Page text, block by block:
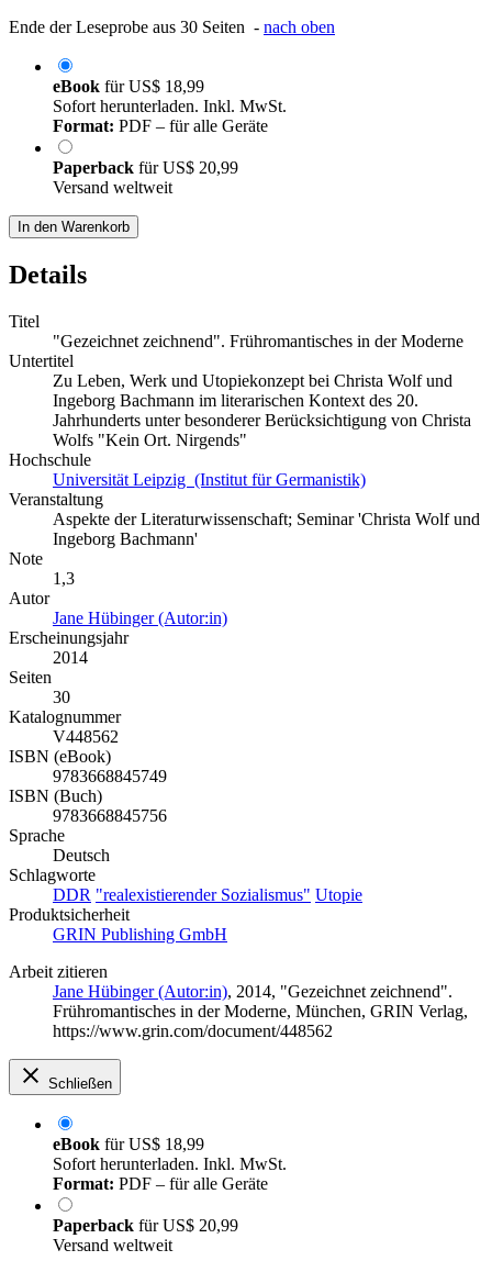
Ende der Leseprobe aus 30 Seiten - nach oben
eBook fürUS$ 18,99
Sofort herunterladen. Inkl. MwSt.
Format: PDF – für alle Geräte
Paperback fürUS$ 20,99
Versand weltweit
In den Warenkorb
Details
Titel
"Gezeichnet zeichnend". Frühromantisches in der Moderne
Untertitel
Zu Leben, Werk und Utopiekonzept bei Christa Wolf und
Ingeborg Bachmann im literarischen Kontext des 20.
Jahrhunderts unter besonderer Berücksichtigung von Christa
Wolfs "Kein Ort. Nirgends"
Hochschule
Universität Leipzig (Institut für Germanistik)
Veranstaltung
Aspekte der Literaturwissenschaft; Seminar 'Christa Wolf und
Ingeborg Bachmann'
Note
1,3
Autor
Jane Hübinger (Autor:in)
Erscheinungsjahr
2014
Seiten
30
Katalognummer
V448562
ISBN (eBook)
9783668845749
ISBN (Buch)
9783668845756
Sprache
Deutsch
Schlagworte
DDR "realexistierender Sozialismus" Utopie
Produktsicherheit
GRIN Publishing GmbH
Arbeit zitieren
Jane Hübinger (Autor:in), 2014, "Gezeichnet zeichnend".
Frühromantisches in der Moderne, München, GRIN Verlag,
https://www.grin.com/document/448562
Schließen
eBook fürUS$ 18,99
Sofort herunterladen. Inkl. MwSt.
Format: PDF – für alle Geräte
Paperback fürUS$ 20,99
Versand weltweit